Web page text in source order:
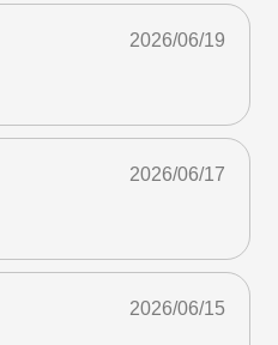
2026/06/19
2026/06/17
2026/06/15